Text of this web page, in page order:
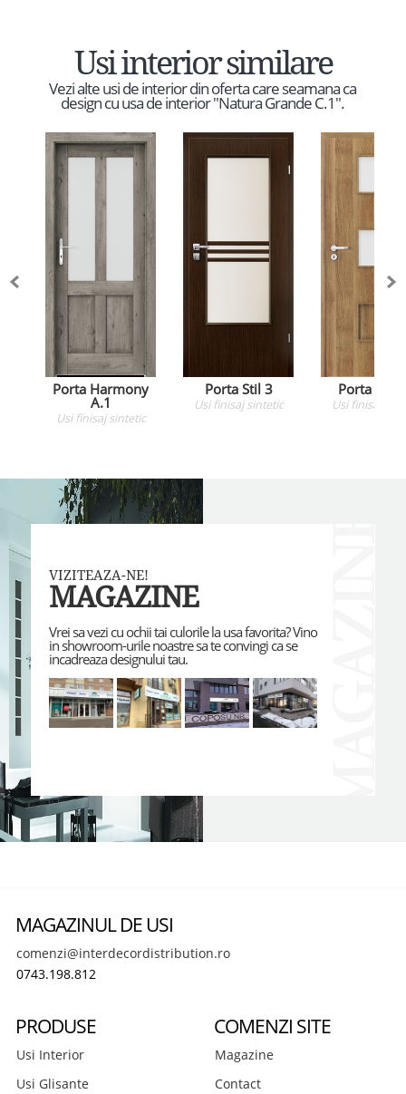
Usi interior similare
Vezi alte usi de interior din oferta care seamana ca
design cu usa de interior "Natura Grande C.1".
Porta Harmony
A.1
Usifinisaj sintetic
Porta Stil 3
Usifinisaj sintetic
Porta Fit
Usifinisaj
VIZITEAZA-NE!
MAGAZINE
Vrei sa vezi cu ochii tai culorile la usa favorita? Vino
in showroom-urile noastre sa te convingi ca se
incadreaza designului tau.
MAGAZINUL DE USI
comenzi@interdecordistribution.ro
0743.198.812
PRODUSE
Usi Interior
Usi Glisante
COMENZI SITE
Magazine
Contact